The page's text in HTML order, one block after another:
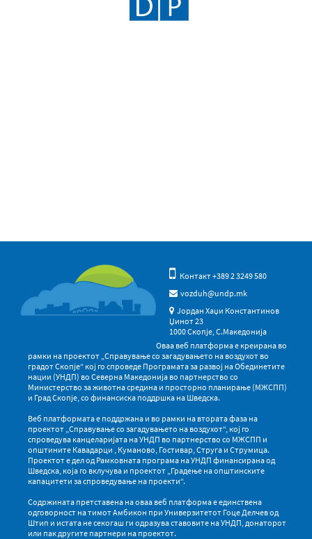
Контакт +389 2 3249 580
vozduh@undp.mk
Јордан Хаџи Константинов
Џинот 23
1000 Скопје, С.Македонија
Оваа веб платформа е креирана во
рамки на проектот „Справување со загадувањето на воздухот во
градот Скопје“ кој го спроведе Програмата за развој на Обединетите
нации (УНДП) во Северна Македонија во партнерство со
Министерство за животна средина и просторно планирање (МЖСПП)
и Град Скопје, со финансиска поддршка на Шведска.
Веб платформата е поддржана и во рамки на втората фаза на
проектот „Справување со загадувањето на воздухот“, кој го
спроведува канцеларијата на УНДП во партнерство со МЖСПП и
општините Кавадарци , Куманово, Гостивар, Струга и Струмица.
Проектот е дел од Рамковната програма на УНДП финансирана од
Шведска, која го вклучува и проектот „Градење на општинските
капацитети за спроведување на проекти“.
Содржината претставена на оваа веб платформа е единствена
одговорност на тимот Амбикон при Универзитетот Гоце Делчев од
Штип и истата не секогаш ги одразува ставовите на УНДП, донаторот
или пак другите партнери на проектот.